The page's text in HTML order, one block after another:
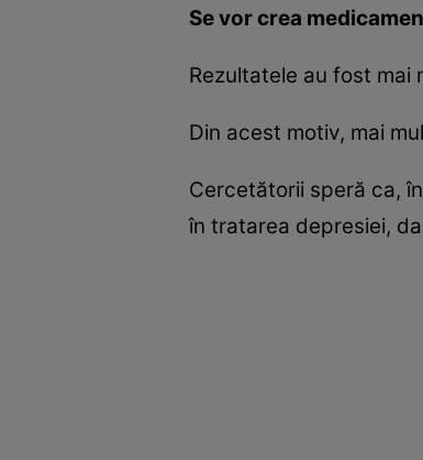
Se vor crea
Rezultatele au fost mai
Din acest motiv, mai
Cercetătorii speră ca,
în tratarea depresiei,